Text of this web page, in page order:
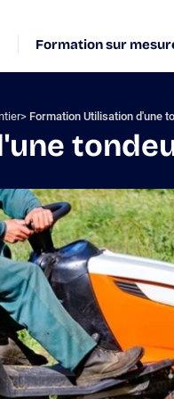
Formation sur
Formation Utilisation d'une